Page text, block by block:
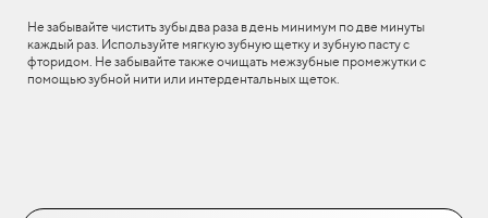
Не забывайте чистить зубы два раза в день минимум по две минуты
каждый раз. Используйте мягкую зубную щетку и зубную пасту с
фторидом. Не забывайте также очищать межзубные промежутки с
помощью зубной нити или интердентальных щеток.